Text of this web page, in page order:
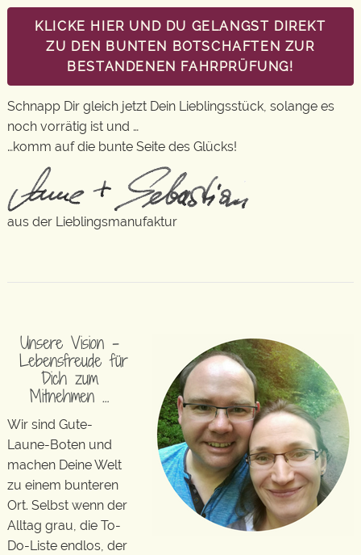
KLICKE HIER UND DU GELANGST DIREKT
ZU DEN BUNTEN BOTSCHAFTEN ZUR
BESTANDENEN FAHRPRÜFUNG!
Schnapp Dir gleich jetzt Dein Lieblingsstück, solange es
noch vorrätig ist und …
…komm auf die bunte Seite des Glücks!
aus der Lieblingsmanufaktur
Unsere Vision –
Lebensfreude für
Dich zum
Mitnehmen …
Wir sind Gute-
Laune-Boten und
machen Deine Welt
zu einem bunteren
Ort. Selbst wenn der
Alltag grau, die To-
Do-Liste endlos, der